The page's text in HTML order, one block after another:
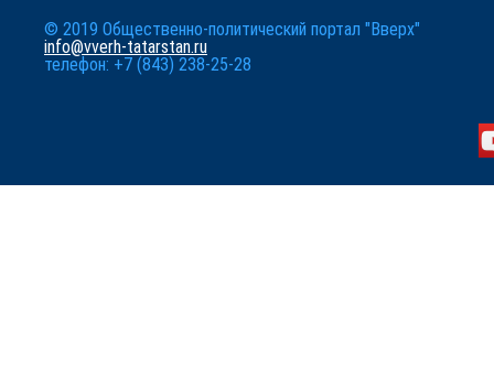
© 2019 Общественно-политический портал "Вверх"
info@vverh-tatarstan.ru
телефон: +7 (843) 238-25-28